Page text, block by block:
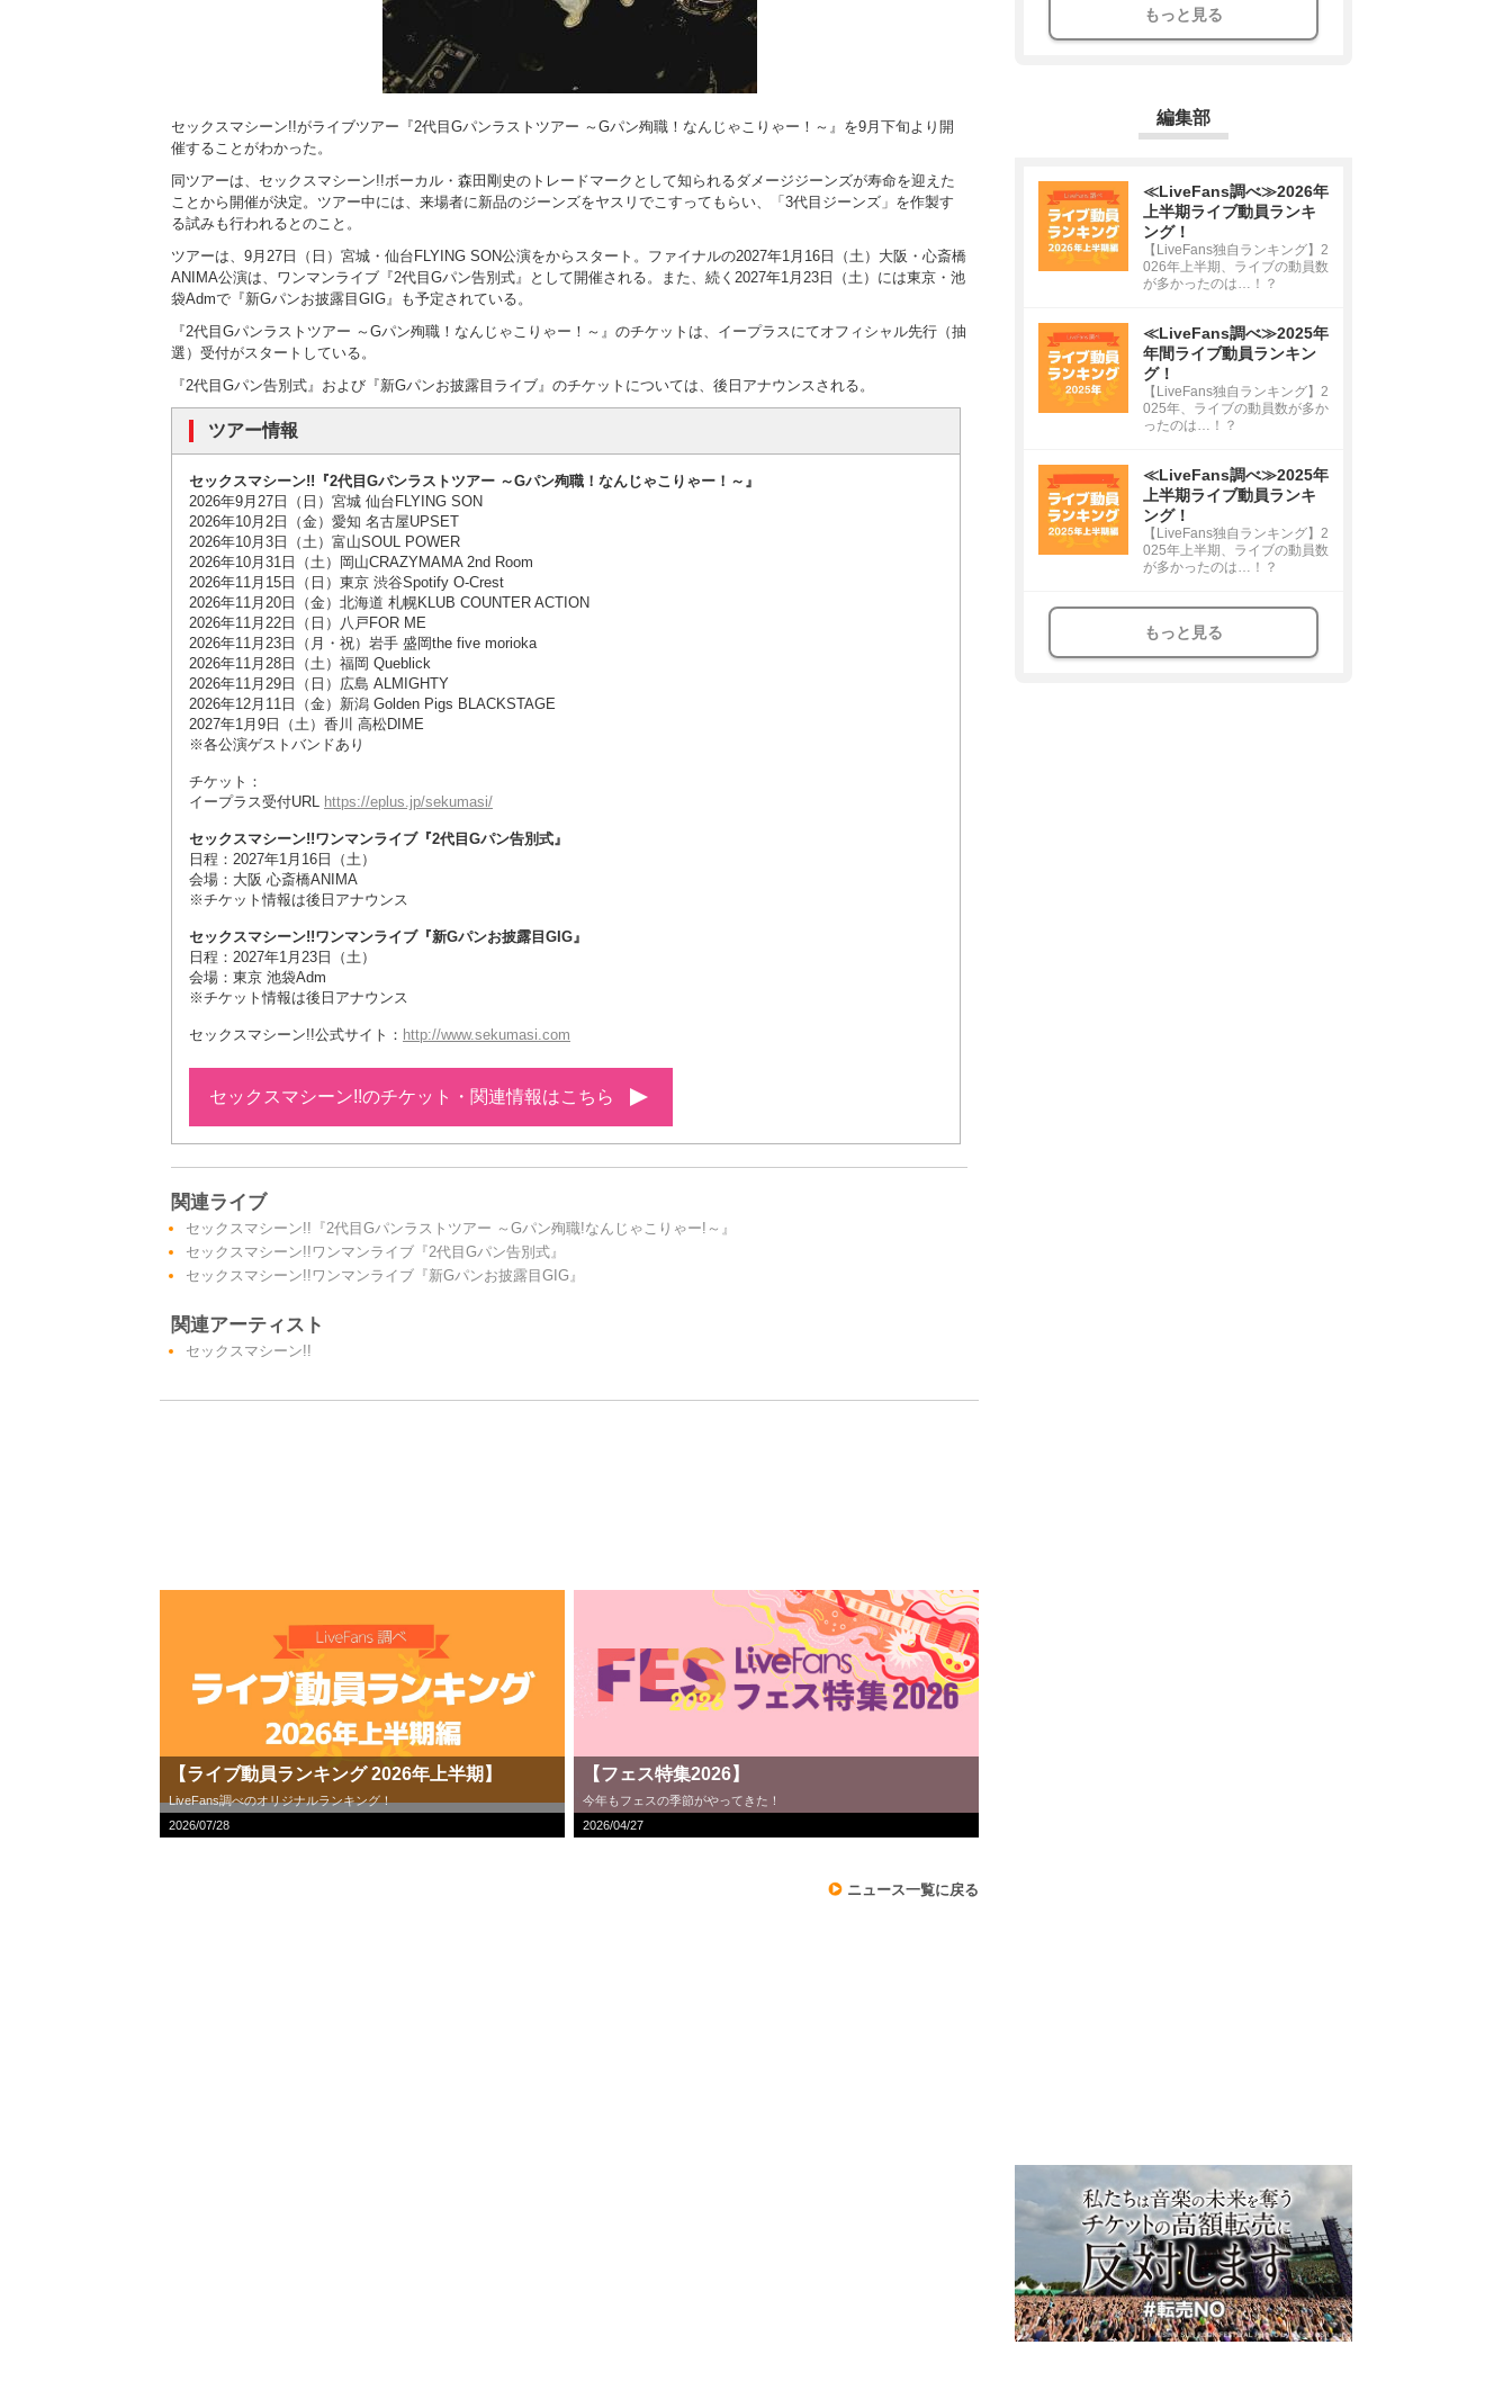
セックスマシーン!!がライブツアー『2代目Gパンラストツアー ～Gパン殉職！なんじゃこりゃー！～』を9月下旬より開
催することがわかった。
同ツアーは、セックスマシーン!!ボーカル・森田剛史のトレードマークとして知られるダメージジーンズが寿命を迎えた
ことから開催が決定。ツアー中には、来場者に新品のジーンズをヤスリでこすってもらい、「3代目ジーンズ」を作製す
る試みも行われるとのこと。
ツアーは、9月27日（日）宮城・仙台FLYING SON公演をからスタート。ファイナルの2027年1月16日（土）大阪・心斎橋
ANIMA公演は、ワンマンライブ『2代目Gパン告別式』として開催される。また、続く2027年1月23日（土）には東京・池
袋Admで『新Gパンお披露目GIG』も予定されている。
『2代目Gパンラストツアー ～Gパン殉職！なんじゃこりゃー！～』のチケットは、イープラスにてオフィシャル先行（抽
選）受付がスタートしている。
『2代目Gパン告別式』および『新Gパンお披露目ライブ』のチケットについては、後日アナウンスされる。
ツアー情報
セックスマシーン!!『2代目Gパンラストツアー ～Gパン殉職！なんじゃこりゃー！～』
2026年9月27日（日）宮城 仙台FLYING SON
2026年10月2日（金）愛知 名古屋UPSET
2026年10月3日（土）富山SOUL POWER
2026年10月31日（土）岡山CRAZYMAMA 2nd Room
2026年11月15日（日）東京 渋谷Spotify O-Crest
2026年11月20日（金）北海道 札幌KLUB COUNTER ACTION
2026年11月22日（日）八戸FOR ME
2026年11月23日（月・祝）岩手 盛岡the five morioka
2026年11月28日（土）福岡 Queblick
2026年11月29日（日）広島 ALMIGHTY
2026年12月11日（金）新潟 Golden Pigs BLACKSTAGE
2027年1月9日（土）香川 高松DIME
※各公演ゲストバンドあり
チケット：
イープラス受付URL https://eplus.jp/sekumasi/
セックスマシーン!!ワンマンライブ『2代目Gパン告別式』
日程：2027年1月16日（土）
会場：大阪 心斎橋ANIMA
※チケット情報は後日アナウンス
セックスマシーン!!ワンマンライブ『新Gパンお披露目GIG』
日程：2027年1月23日（土）
会場：東京 池袋Adm
※チケット情報は後日アナウンス
セックスマシーン!!公式サイト： http://www.sekumasi.com
セックスマシーン!!のチケット・関連情報はこちら
関連ライブ
セックスマシーン!!『2代目Gパンラストツアー ～Gパン殉職!なんじゃこりゃー!～』
セックスマシーン!!ワンマンライブ『2代目Gパン告別式』
セックスマシーン!!ワンマンライブ『新Gパンお披露目GIG』
関連アーティスト
セックスマシーン!!
【ライブ動員ランキング 2026年上半期】
LiveFans調べのオリジナルランキング！
2026/07/28
【フェス特集2026】
今年もフェスの季節がやってきた！
2026/04/27
ニュース一覧に戻る
もっと見る
編集部
≪LiveFans調べ≫2026年
上半期ライブ動員ランキ
ング！
【LiveFans独自ランキング】2
026年上半期、ライブの動員数
が多かったのは…！？
≪LiveFans調べ≫2025年
年間ライブ動員ランキン
グ！
【LiveFans独自ランキング】2
025年、ライブの動員数が多か
ったのは…！？
≪LiveFans調べ≫2025年
上半期ライブ動員ランキ
ング！
【LiveFans独自ランキング】2
025年上半期、ライブの動員数
が多かったのは…！？
もっと見る